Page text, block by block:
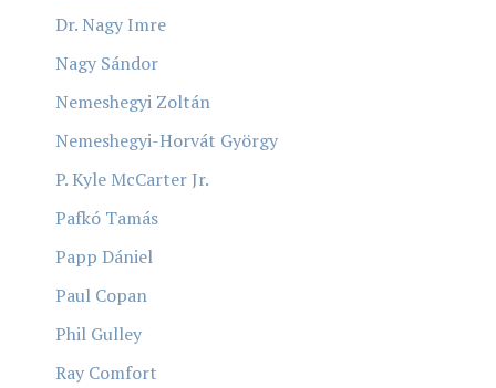
Dr. Nagy Imre
Nagy Sándor
Nemeshegyi Zoltán
Nemeshegyi-Horvát György
P. Kyle McCarter Jr.
Pafkó Tamás
Papp Dániel
Paul Copan
Phil Gulley
Ray Comfort